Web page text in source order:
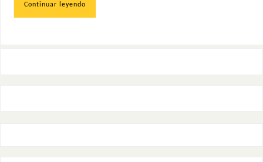
Continuar leyendo